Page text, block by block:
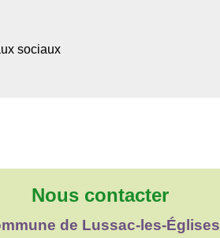
sociaux
Nous contacter
de Lussac-les-Églises